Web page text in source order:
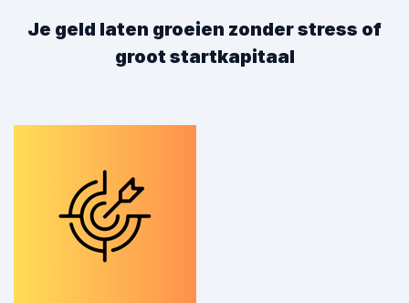
Je geld laten groeien zonder stress of
groot startkapitaal